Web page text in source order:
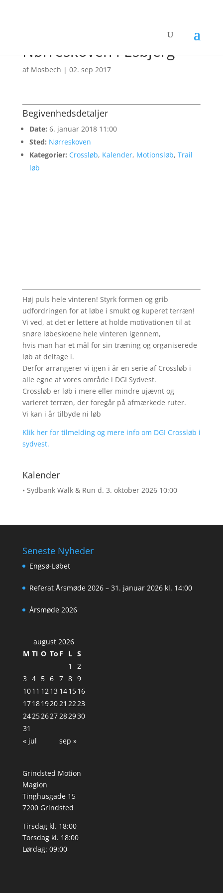
Nørreskoven i Esbjerg
af Mosbech | 02. sep 2017
Begivenhedsdetaljer
Date: 6. januar 2018 11:00
Sted: Nørreskoven
Kategorier: Crossløb, Kalender, Motionsløb, Trail
løb
Høj puls hele vinteren! Styrk formen og grib
udfordringen for at løbe i smukt og kuperet terræn!
Vi ved, at det er lettere at holde motivationen til at
snøre løbeskoene hele vinteren igennem,
hvis man har et mål for sin træning og organiserede
løb at deltage i.
Derfor arrangerer vi igen i år en serie af Crossløb i
alle egne af vores område i DGI Sydvest.
Crossløb er løb i mere eller mindre ujævnt og
varieret terræn, der foregår på afmærkede ruter.
Vi kan i år tilbyde ni løb
Klik her for tilmelding og mere info om DGI Crossløb i
sydvest.
Kalender
• Sydbank Walk & Run d. 3. oktober 2026 10:00
Seneste Nyheder
Engsø-Løbet
Referat Årsmøde 2026 – 31. januar 2026 kl. 14:00
Årsmøde 2026
august 2026
M Ti O To F L S
1
2
3 4 5 6 7 8 9
1011 1213 141516
1718192021 2223
24252627282930
31
« jul
sep »
Grindsted Motion
Magion
Tinghusgade 15
7200 Grindsted
Tirsdag kl. 18:00
Torsdag kl. 18:00
Lørdag: 09:00